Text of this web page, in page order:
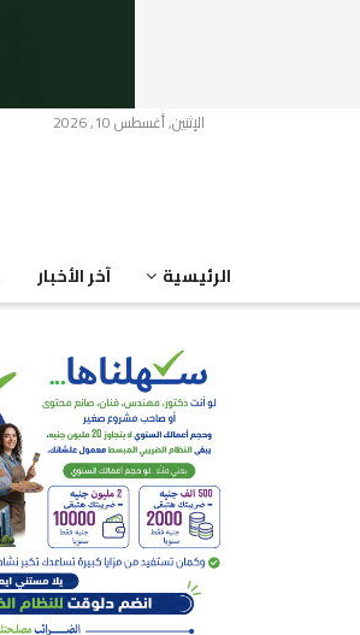
الإثنين, أغسطس 10, 2026
الرئيسية آخر الأخبار